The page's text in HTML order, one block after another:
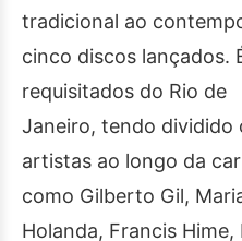
tradicional ao
cinco discos lançados.
requisitados do Rio de
Janeiro, tendo dividido
artistas ao longo da
como Gilberto Gil,
Holanda, Francis Hime,